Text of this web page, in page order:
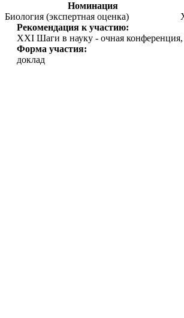
Номинация
Биология (экспертная оценка)
Рекомендация к участию:
XXI Шаги в науку - очная
Форма участия:
доклад